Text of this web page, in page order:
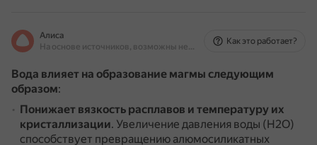
Алиса
На основе источников, возможны неточности
Как это работает?
Вода влияет на образование магмы следующим
образом:
Понижает вязкость расплавов и температуру их
кристаллизации. Увеличение давления воды (Н2О)
способствует превращению алюмосиликатных